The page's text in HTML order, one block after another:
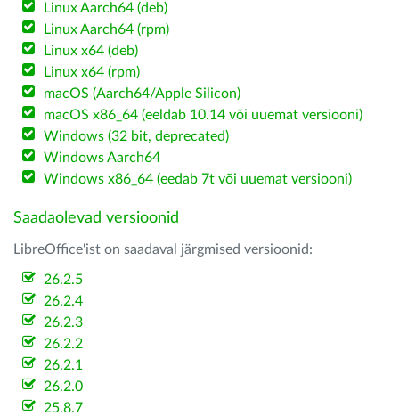
Linux Aarch64 (deb)
Linux Aarch64 (rpm)
Linux x64 (deb)
Linux x64 (rpm)
macOS (Aarch64/Apple Silicon)
macOS x86_64 (eeldab 10.14 või uuemat versiooni)
Windows (32 bit, deprecated)
Windows Aarch64
Windows x86_64 (eedab 7t või uuemat versiooni)
Saadaolevad versioonid
LibreOffice'ist on saadaval järgmised versioonid:
26.2.5
26.2.4
26.2.3
26.2.2
26.2.1
26.2.0
25.8.7